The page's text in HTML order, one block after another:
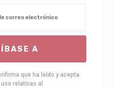
A
que ha leído y acepta
relativas al